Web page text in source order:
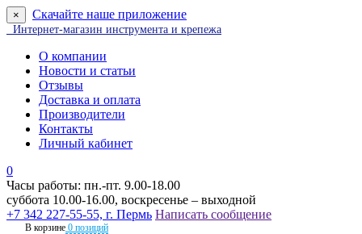
× Скачайте наше приложение
Интернет-магазин инструмента и крепежа
О компании
Новости и статьи
Отзывы
Доставка и оплата
Производители
Контакты
Личный кабинет
0
Часы работы: пн.-пт. 9.00-18.00
суббота 10.00-16.00, воскресенье – выходной
+7 342 227-55-55, г. Пермь Написать сообщение
В корзине 0 позиций